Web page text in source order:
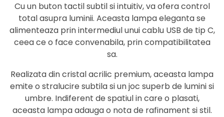
Cu un buton tactil subtil si intuitiv, va ofera control
total asupra luminii. Aceasta lampa eleganta se
alimenteaza prin intermediul unui cablu USB de tip C,
ceea ce o face convenabila, prin compatibilitatea
sa.
Realizata din cristal acrilic premium, aceasta lampa
emite o stralucire subtila si un joc superb de lumini si
umbre. Indiferent de spatiul in care o plasati,
aceasta lampa adauga o nota de rafinament si stil.